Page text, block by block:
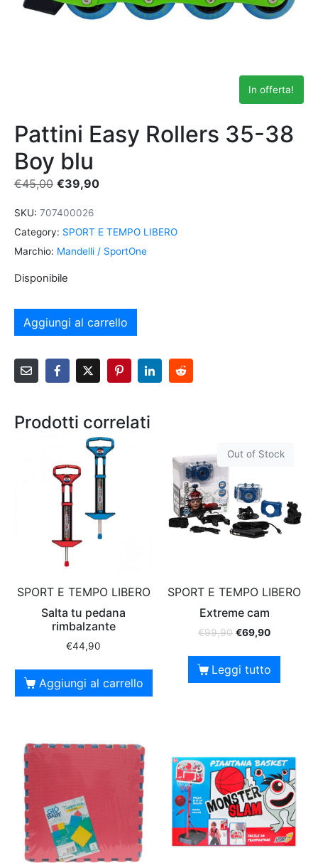
In offerta!
Pattini Easy Rollers 35-38
Boy blu
€45,00 €39,90
SKU: 707400026
Category: SPORT E TEMPO LIBERO
Marchio: Mandelli / SportOne
Disponibile
Aggiungi al carrello
Prodotti correlati
SPORT E TEMPO LIBERO
Salta tu pedana
rimbalzante
€44,90
Aggiungi al carrello
Out of Stock
SPORT E TEMPO LIBERO
Extreme cam
€99,90 €69,90
Leggi tutto